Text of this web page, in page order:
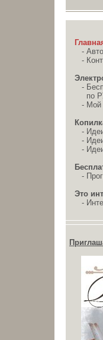
-
-
-
по
- Мой
-
-
-
-
Это
-